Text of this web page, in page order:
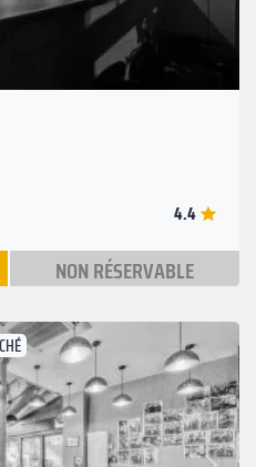
4.4
NON RÉSERVABLE
Suivant